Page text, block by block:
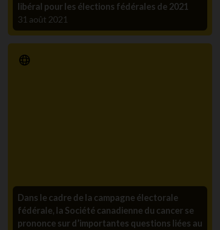
libéral pour les élections fédérales de 2021
31 août 2021
Communiqué de presse
Dans le cadre de la campagne électorale
fédérale, la Société canadienne du cancer se
prononce sur d’importantes questions liées au